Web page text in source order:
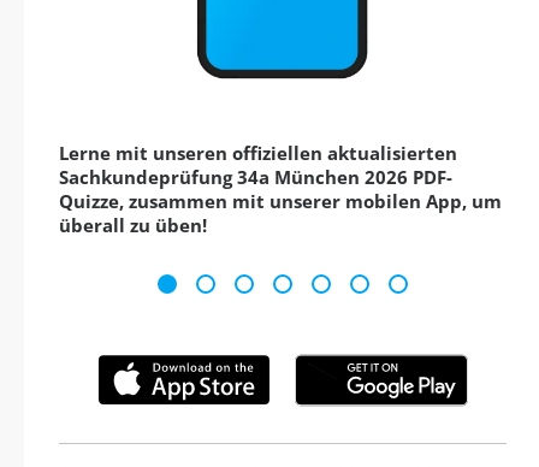
Lerne mit unseren offiziellen aktualisierten
Sachkundeprüfung 34a München 2026 PDF-
Quizze, zusammen mit unserer mobilen App, um
überall zu üben!